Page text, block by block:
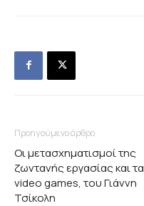
Προηγούμενο άρθρο
Οι μετασχηματισμοί της
ζωντανής εργασίας και τα
video games, του Γιάννη
Τσίκολη